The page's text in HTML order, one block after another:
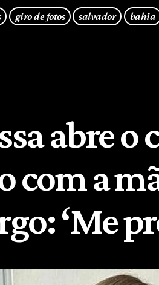
giro de fotos salvador bahia
abre o
com a
‘Me